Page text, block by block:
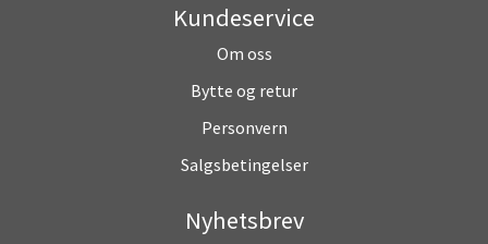
Kundeservice
Om oss
Bytte og retur
Personvern
Salgsbetingelser
Nyhetsbrev